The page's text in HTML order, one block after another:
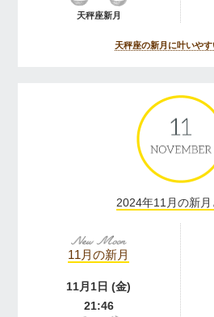
天秤座新月
天秤座の新月に叶いや
2024年11月の新月
11月の新月
11月1日 (金)
21:46